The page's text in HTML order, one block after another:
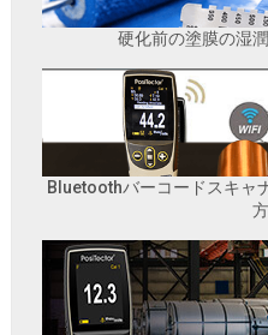
硬化前の塗膜の湿
Bluetoothバーコードスキャ